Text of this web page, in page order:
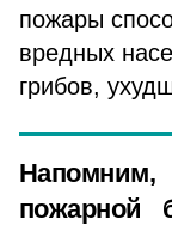
пожары
вредных
грибов,
Напомним,
пожарной